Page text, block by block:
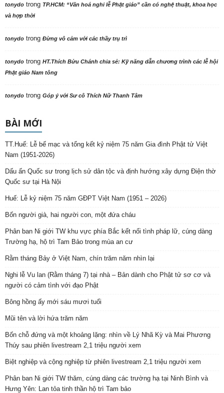
tonydo trong TP.HCM: “Văn hoá nghi lễ Phật giáo” cần có nghệ thuật, khoa học
và hợp thời
tonydo trong Đừng vô cảm với các thầy trụ trì
tonydo trong HT.Thích Bửu Chánh chia sẻ: Kỹ năng dẫn chương trình các lễ hội
Phật giáo Nam tông
tonydo trong Góp ý với Sư cô Thích Nữ Thanh Tâm
BÀI MỚI
TT.Huế: Lễ bế mạc và tổng kết kỷ niệm 75 năm Gia đình Phật tử Việt
Nam (1951-2026)
Dấu ấn Quốc sư trong lịch sử dân tộc và định hướng xây dựng Điện thờ
Quốc sư tại Hà Nội
Huế: Lễ kỷ niệm 75 năm GĐPT Việt Nam (1951 – 2026)
Bốn người già, hai người con, một đứa cháu
Phân ban Ni giới TW khu vực phía Bắc kết nối tình pháp lữ, cúng dàng
Trường hạ, hộ trì Tam Bảo trong mùa an cư
Rằm tháng Bảy ở Việt Nam, chín trăm năm nhìn lại
Nghi lễ Vu lan (Rằm tháng 7) tại nhà – Bản dành cho Phật tử sơ cơ và
người có cảm tình với đạo Phật
Bông hồng ấy mới sáu mươi tuổi
Mũi tên và lời hứa trăm năm
Bốn chỗ đứng và một khoảng lặng: nhìn về Lý Nhã Kỳ và Mai Phương
Thúy sau phiên livestream 2,1 triệu người xem
Biệt nghiệp và cộng nghiệp từ phiên livestream 2,1 triệu người xem
Phân ban Ni giới TW thăm, cúng dàng các trường hạ tại Ninh Bình và
Hưng Yên: Lan tỏa tinh thần hộ trì Tam bảo